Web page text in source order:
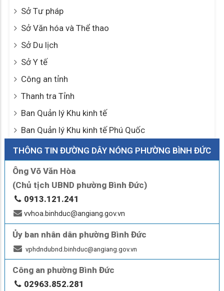
Sở Tư pháp
Sở Văn hóa và Thể thao
Sở Du lịch
Sở Y tế
Công an tỉnh
Thanh tra Tỉnh
Ban Quản lý Khu kinh tế
Ban Quản lý Khu kinh tế Phú Quốc
THÔNG TIN ĐƯỜNG DÂY NÓNG PHƯỜNG BÌNH ĐỨC
Ông Võ Văn Hòa
(Chủ tịch UBND phường Bình Đức)
0913.121.241
vvhoa.binhduc@angiang.gov.vn
Ủy ban nhân dân phường Bình Đức
vphdndubnd.binhduc@angiang.gov.vn
Công an phường Bình Đức
02963.852.281